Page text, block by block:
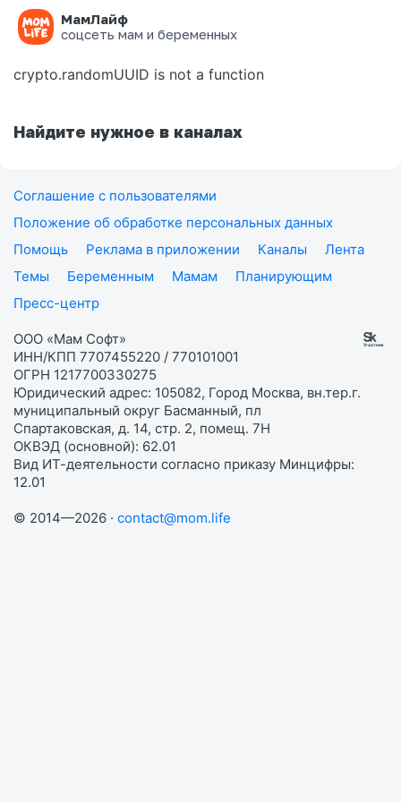
МамЛайф
соцсеть мам и беременных
Ошибка на странице
crypto.randomUUID is not a function
Найдите нужное в каналах
Соглашение с пользователями
Положение об обработке персональных данных
Помощь
Реклама в приложении Каналы
Лента
Темы
Беременным Мамам
Планирующим
Пресс-центр
ООО «Мам Софт»
ИНН/КПП 7707455220 / 770101001
ОГРН 1217700330275
Юридический адрес: 105082, Город Москва, вн.тер.г.
муниципальный округ Басманный, пл
Спартаковская, д. 14, стр. 2, помещ. 7Н
ОКВЭД (основной): 62.01
Вид ИТ-деятельности согласно приказу Минцифры:
12.01
© 2014—2026 · contact@mom.life